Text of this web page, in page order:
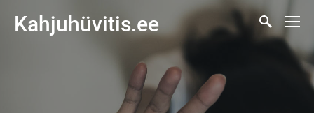
Kahjuhüvitis.ee